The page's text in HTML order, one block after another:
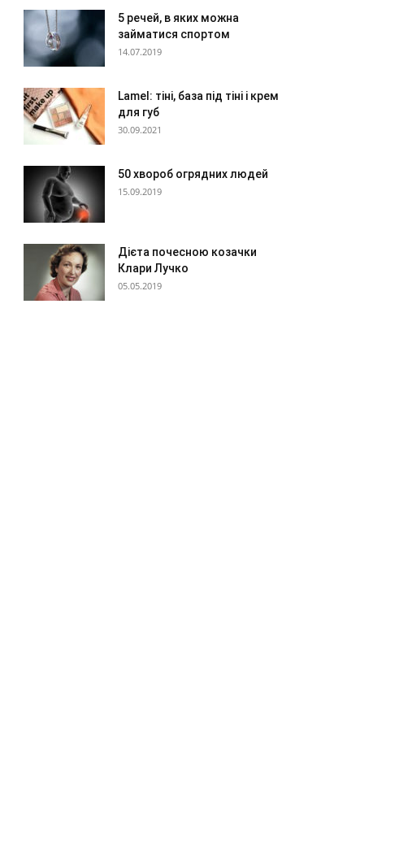
5 речей, в яких можна
займатися спортом
14.07.2019
Lamel: тіні, база під тіні і крем
для губ
30.09.2021
50 хвороб огрядних людей
15.09.2019
Дієта почесною козачки
Клари Лучко
05.05.2019